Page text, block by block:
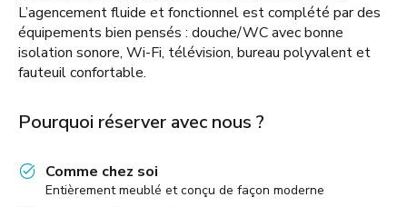
L’agencement fluide et fonctionnel est complété par des
équipements bien pensés : douche/WC avec bonne
isolation sonore, Wi-Fi, télévision, bureau polyvalent et
fauteuil confortable.
Pourquoi réserver avec nous ?
Comme chez soi
Entièrement meublé et conçu de façon moderne